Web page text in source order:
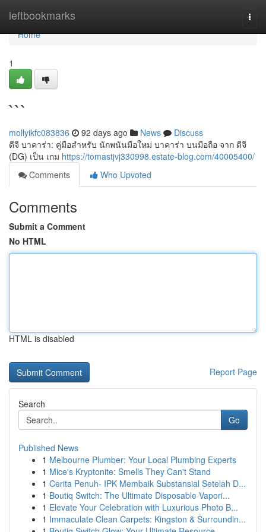
leftbookmarks
Home
Home
1
```
mollyikfc083836 92 days ago News
Discuss
ดีจี บาคาร่า: คู่มือสำหรับ นักพนันมือใหม่ บาคาร่า บนมือถือ จาก ดีจี
(DG) เป็น เกม https://tomastjvj330998.estate-blog.com/40005400/
Comments
Who Upvoted
Comments
Submit a Comment
No HTML
HTML is disabled
Report Page
Search
Go
Published News
1 Melbourne Plumber: Your Local Plumbing Experts
1 Mice's Kryptonite: Smells They Can't Stand
1 Cerita Penuh- IPK Membaik Substansial Setelah D...
1 Boutiq Switch: The Ultimate Disposable Vapori...
1 Elevate Your Celebration with Luxurious Photo B...
1 Immaculate Clean Carpets: Kingston & Surroundin...